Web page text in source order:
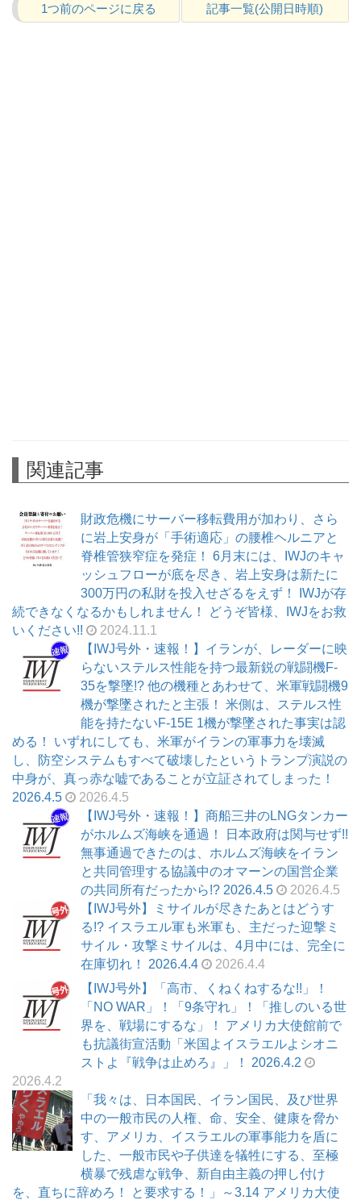
1つ前のページに戻る 記事一覧(公開日時順)
関連記事
財政危機にサーバー移転費用が加わり、さら
に岩上安身が「手術適応」の腰椎ヘルニアと
脊椎管狭窄症を発症！ 6月末には、IWJのキャ
ッシュフローが底を尽き、岩上安身は新たに
300万円の私財を投入せざるをえず！ IWJが存
続できなくなるかもしれません！ どうぞ皆様、IWJをお救
いください!!
2024.11.1
【IWJ号外・速報！】イランが、レーダーに映
らないステルス性能を持つ最新鋭の戦闘機F-
35を撃墜!? 他の機種とあわせて、米軍戦闘機9
機が撃墜されたと主張！ 米側は、ステルス性
能を持たないF-15E 1機が撃墜された事実は認
める！ いずれにしても、米軍がイランの軍事力を壊滅
し、防空システムもすべて破壊したというトランプ演説の
中身が、真っ赤な嘘であることが立証されてしまった！
2026.4.5
2026.4.5
【IWJ号外・速報！】商船三井のLNGタンカー
がホルムズ海峡を通過！ 日本政府は関与せず!!
無事通過できたのは、ホルムズ海峡をイラン
と共同管理する協議中のオマーンの国営企業
の共同所有だったから!? 2026.4.5
2026.4.5
【IWJ号外】ミサイルが尽きたあとはどうす
る!? イスラエル軍も米軍も、主だった迎撃ミ
サイル・攻撃ミサイルは、4月中には、完全に
在庫切れ！ 2026.4.4
2026.4.4
【IWJ号外】「高市、くねくねするな!!」！
「NO WAR」！「9条守れ」！「推しのいる世
界を、戦場にするな」！ アメリカ大使館前で
も抗議街宣活動「米国よイスラエルよシオニ
ストよ『戦争は止めろ』」！ 2026.4.2
2026.4.2
「我々は、日本国民、イラン国民、及び世界
中の一般市民の人権、命、安全、健康を脅か
す、アメリカ、イスラエルの軍事能力を盾に
した、一般市民や子供達を犠牲にする、至極
横暴で残虐な戦争、新自由主義の押し付け
を、直ちに辞めろ！ と要求する！」～3.14 アメリカ大使